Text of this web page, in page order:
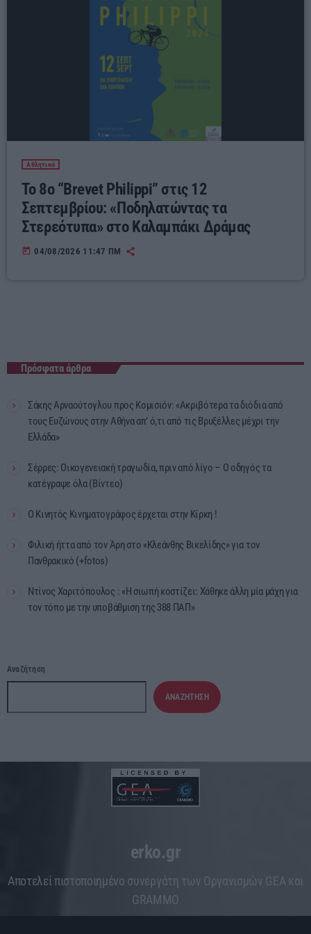
Αθλητικά
Το 8ο “Brevet Philippi” στις 12
Σεπτεμβρίου: «Ποδηλατώντας τα
Στερεότυπα» στο Καλαμπάκι Δράμας
today 04/08/2026 11:47 ΠΜ
Πρόσφατα άρθρα
Σάκης Αρναούτογλου προς Κομισιόν: «Ακριβότερα τα διόδια από
τους Ευζώνους στην Αθήνα απ’ ό,τι από τις Βρυξέλλες μέχρι την
Ελλάδα»
Σέρρες: Οικογενειακή τραγωδία, πριν από λίγο – Ο οδηγός τα
κατέγραψε όλα (Βίντεο)
Ο Κινητός Κινηματογράφος έρχεται στην Κίρκη !
Φιλική ήττα από τον Άρη στο «Κλεάνθης Βικελίδης» για τον
Πανθρακικό (+fotos)
Ντίνος Χαριτόπουλος : «Η σιωπή κοστίζει: Χάθηκε άλλη μία μάχη για
τον τόπο με την υποβάθμιση της 388 ΠΑΠ»
Αναζήτηση
ΑΝΑΖΉΤΗΣΗ
erko.gr
Aποτελεί πιστοποιημένο συνεργάτη των Οργανισμών GEA και
GRAMMO